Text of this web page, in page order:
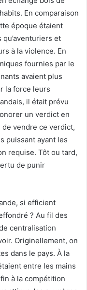
En comparaison
époque étaient
et
à la violence. En
fournies par le
avaient plus
la force leurs
il était prévu
un verdict en
de vendre ce verdict,
puissant ayant les
requise. Tôt ou tard,
de punir
si efficient
? Au fil des
centralisation
Originellement, on
dans le pays. À la
entre les mains
à la compétition